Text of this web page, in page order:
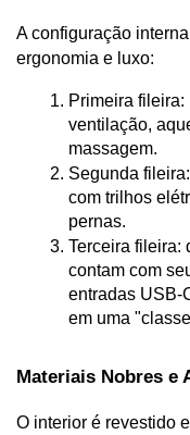
A configuração
ergonomia e luxo:
Primeira
ventilação,
massagem.
Segunda
com trilhos
pernas.
Terceira fileira:
contam com
entradas USB-
em uma
Materiais Nobres e
O interior é revestido